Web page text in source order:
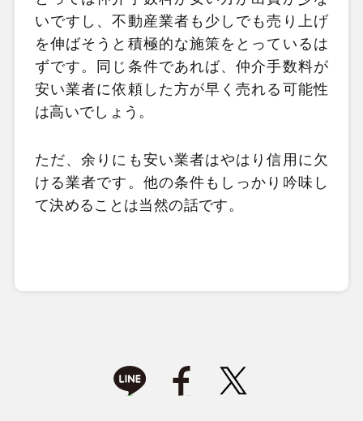
いですし、不動産業者も少しでも売り上げ
を伸ばそうと積極的な施策をとっているは
ずです。同じ条件であれば、仲介手数料が
安い業者に依頼した方が早く売れる可能性
は高いでしょう。
ただ、余りにも安い業者はやはり信用に欠
ける業者です。他の条件もしっかり吟味し
て決めることは当然の話です。